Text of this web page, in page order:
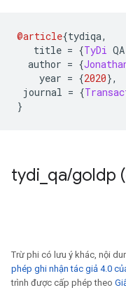
@article{tydiqa,
title = {TyDi QA
author = {
year = {2020},
journal = {
}
tydi qa/goldp
Trừ phi có lưu ý khác, nội
phép ghi nhận tác giả 4.0
trình được cấp phép theo